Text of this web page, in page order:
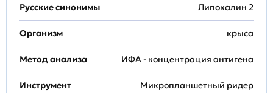
Русские синонимы Липокалин 2
Организм крыса
Метод анализа ИФА - концентрация антигена
Инструмент Микропланшетный ридер